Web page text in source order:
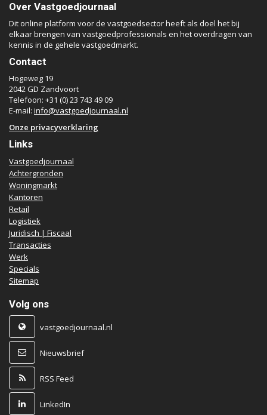
Over Vastgoedjournaal
Dit online platform voor de vastgoedsector heeft als doel het bij
elkaar brengen van vastgoedprofessionals en het overdragen van
kennis in de gehele vastgoedmarkt.
Contact
Hogeweg 19
2042 GD Zandvoort
Telefoon: +31 (0) 23 743 49 09
E-mail: info@vastgoedjournaal.nl
Onze privacyverklaring
Links
Vastgoedjournaal
Achtergronden
Woningmarkt
Kantoren
Retail
Logistiek
Juridisch | Fiscaal
Transacties
Werk
Specials
Sitemap
Volg ons
vastgoedjournaal.nl
Nieuwsbrief
RSS Feed
LinkedIn